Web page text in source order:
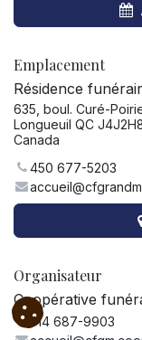
Emplacement
Résidence
635, boul. Curé-
Longueuil QC
Canada
450 677-5203
Organisateur
Coopérative
514 687-9903